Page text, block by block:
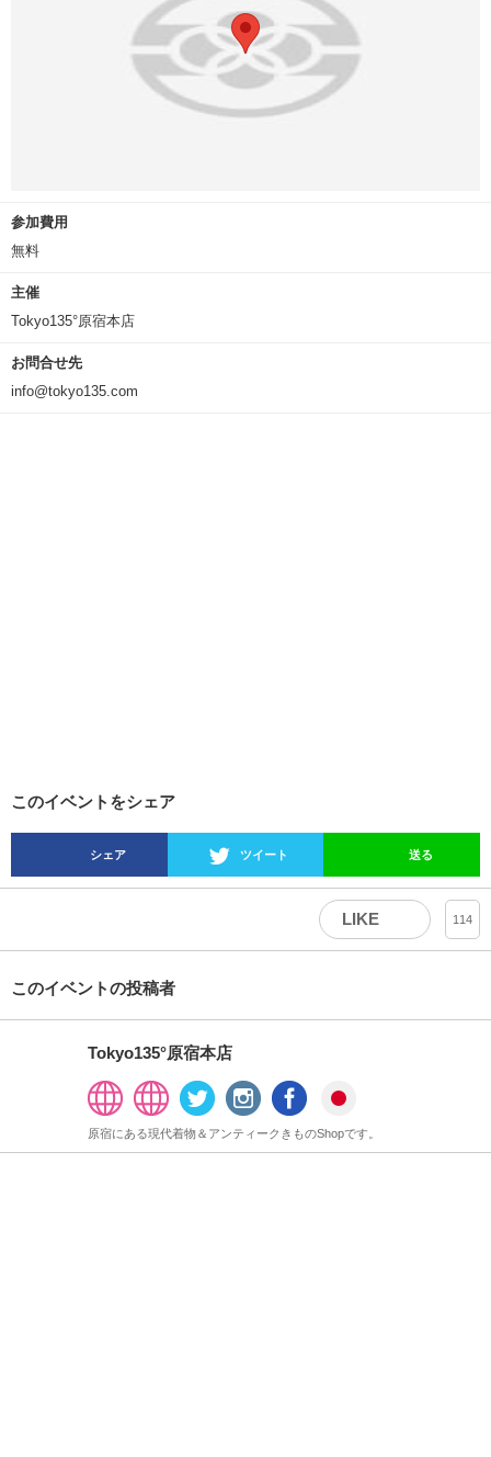
参加費用
無料
主催
Tokyo135°原宿本店
お問合せ先
info@tokyo135.com
このイベントをシェア
シェア ツイート 送る
LIKE 114
このイベントの投稿者
Tokyo135°原宿本店
原宿にある現代着物＆アンティークきものShopです。